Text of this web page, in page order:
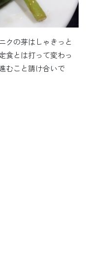
クの芽はしゃきっと
食とは打って変わっ
むこと請け合いで